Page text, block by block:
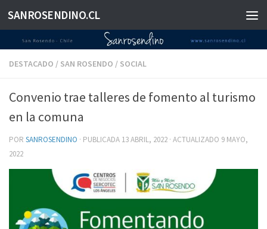
Saltar al contenido
SANROSENDINO.CL
DESTACADO / SAN ROSENDO / SOCIAL
Convenio trae talleres de fomento al turismo
en la comuna
POR SANROSENDINO · PUBLICADA 13 ABRIL, 2022 · ACTUALIZADO 9 MAYO,
2022